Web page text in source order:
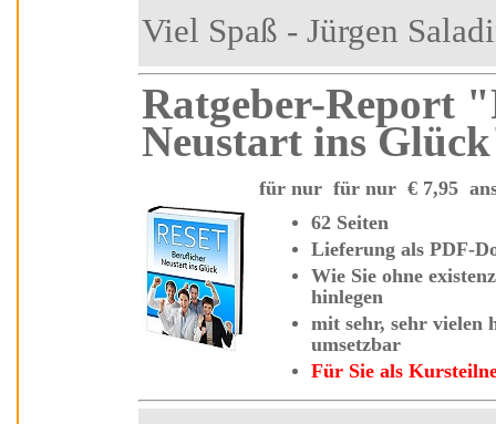
Viel Spaß - Jürgen
Ratgeber-Report "Reset - Beruflicher
Neustart ins
für nur für nur €
62 Seiten
Lieferung als
Wie Sie ohne existenzielle Sorgen einen
hinlegen
mit sehr, sehr vielen hilfreichen Tipps und Strategien - sofort
umsetzbar
Für Sie als